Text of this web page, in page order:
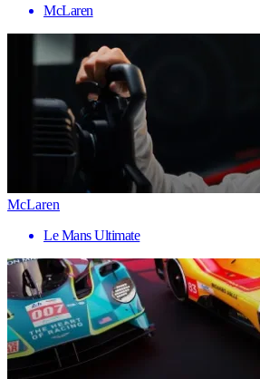
McLaren
McLaren
Le Mans Ultimate